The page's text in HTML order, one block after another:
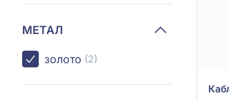
МЕТАЛ
золото (2)